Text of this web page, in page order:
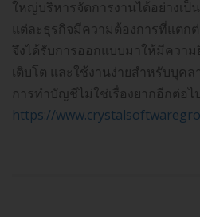
ใหญ่บริหารจัดการงานได้อย่างเป็น
แต่ละธุรกิจมีความต้องการที่แตก
จึงได้รับการออกแบบมาให้มีควา
เติบโต และใช้งานง่ายสำหรับบุค
การทำบัญชีไม่ใช่เรื่องยากอีกต่
https://